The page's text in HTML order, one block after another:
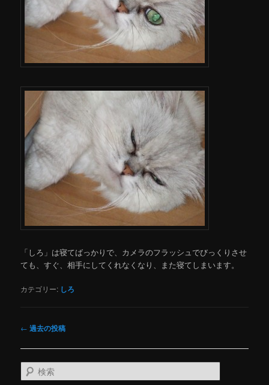
「しろ」は寝てばっかりで、カメラのフラッシュでびっくりさせ
ても、すぐ、相手にしてくれなくなり、また寝てしまいます。
カテゴリー: しろ
投
ナ
ビ
ゲ
← 過去の投稿
検
索